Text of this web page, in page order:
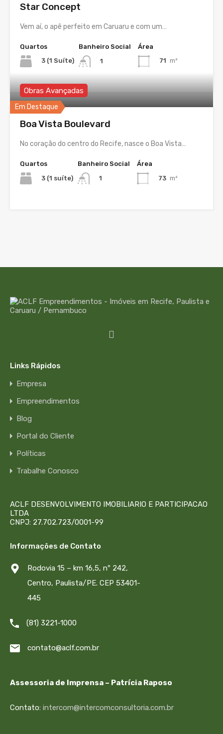
Star Concept
Vem aí, o apê perfeito em Caruaru e com um…
Quartos
3 (1 Suíte)
Banheiro Social
1
Área
71 m²
Em Destaque
Obras Avançadas
Boa Vista Boulevard
No coração do centro do Recife, nasce o Boa Vista…
Quartos
3 (1 suíte)
Banheiro Social
1
Área
73 m²
Links Rápidos
Empresa
Empreendimentos
Blog
Portal do Cliente
Políticas
Trabalhe Conosco
ACLF DESENVOLVIMENTO IMOBILIARIO E PARTICIPACAO
LTDA
CNPJ: 27.702.723/0001-99
Informações de Contato
Rodovia 15 – km 16,5, nº 242,
Centro, Paulista/PE. CEP 53401-
445
(81) 3221-1000
contato@aclf.com.br
Assessoria de Imprensa – Patrícia Raposo
Contato: intercom@intercomconsultoria.com.br